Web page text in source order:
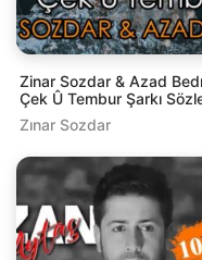
Zinar Sozdar & Azad
Çek Û Tembur Şarkı
Zınar Sozdar